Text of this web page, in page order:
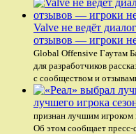
Valve не ведёт
отзывов — игроки
Global Offensive Гаутам
для разработчиков
с сообществом и
лучшего игрока
признан лучшим игроком
Об этом сообщает